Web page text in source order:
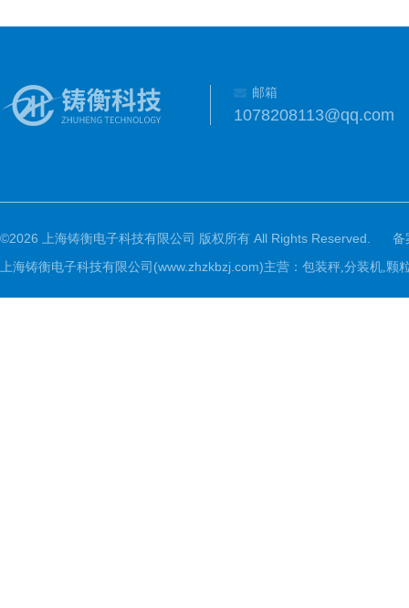
邮箱
1078208113@qq.com
©2026 上海铸衡电子科技有限公司 版权所有 All Rights Reserved.
备
上海铸衡电子科技有限公司(www.zhzkbzj.com)主营： 包装秤,分装机,颗